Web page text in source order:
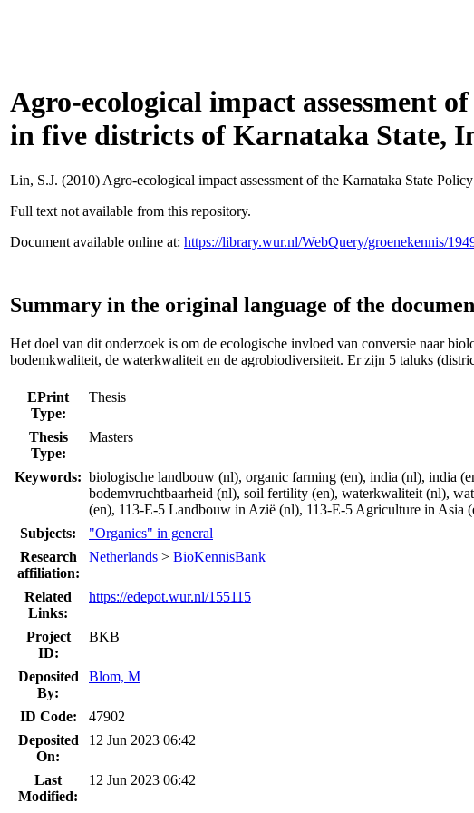
Agro-ecological impact assessment
in five districts of Karnataka State,
Lin, S.J. (2010) Agro-ecological impact assessment of the Karnataka State
Full text not available from this repository.
Document available online at: https://library.wur.nl/WebQuery/groenekennis/
Summary in the original language of the
Het doel van dit onderzoek is om de ecologische invloed van conversie naar
bodemkwaliteit, de waterkwaliteit en de agrobiodiversiteit. Er zijn 5 taluks
EPrint
Type:
Thesis
Thesis
Type:
Masters
Keywords: biologische landbouw (nl), organic farming (en), india (nl), india
bodemvruchtbaarheid (nl), soil fertility (en), waterkwaliteit (nl),
(en), 113-E-5 Landbouw in Azië (nl), 113-E-5 Agriculture in Asia
Subjects:
"Organics" in general
Research
affiliation:
Netherlands > BioKennisBank
Related
Links:
https://edepot.wur.nl/155115
Project
ID:
BKB
Deposited
By:
Blom, M
ID Code:
47902
Deposited
On:
12 Jun 2023 06:42
Last
Modified:
12 Jun 2023 06:42